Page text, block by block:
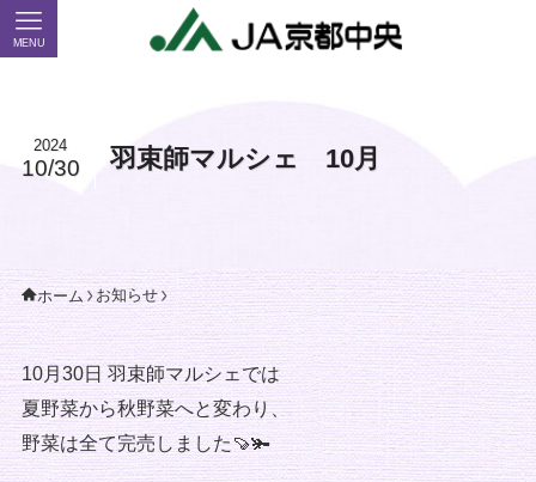
MENU
羽束師マルシェ 10月
2024
10/30
ホーム お知らせ
10月30日 羽束師マルシェでは
夏野菜から秋野菜へと変わり、
野菜は全て完売しました🍠🫚